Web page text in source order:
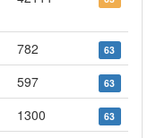
782 63
597 63
1300 63